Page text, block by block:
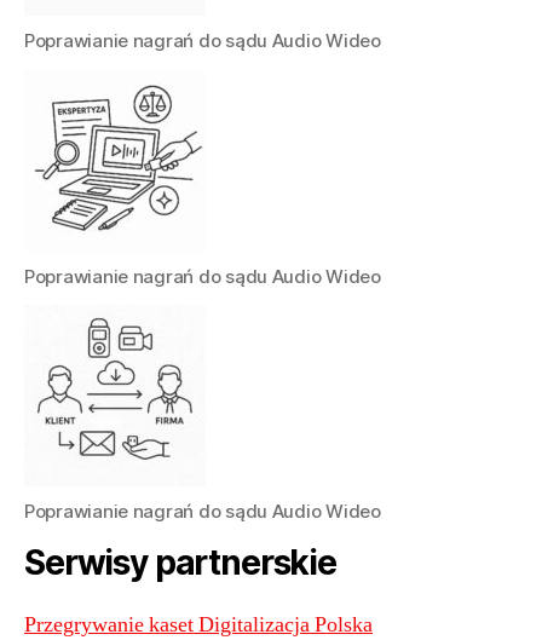
Poprawianie nagrań do sądu Audio Wideo
Poprawianie nagrań do sądu Audio Wideo
Poprawianie nagrań do sądu Audio Wideo
Serwisy partnerskie
Przegrywanie kaset Digitalizacja Polska